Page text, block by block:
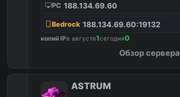
PC 188.134.69.60
Bedrock 188.134.69.60:19132
копий IPв августе1сегодня0
Обзор сервера
ASTRUM